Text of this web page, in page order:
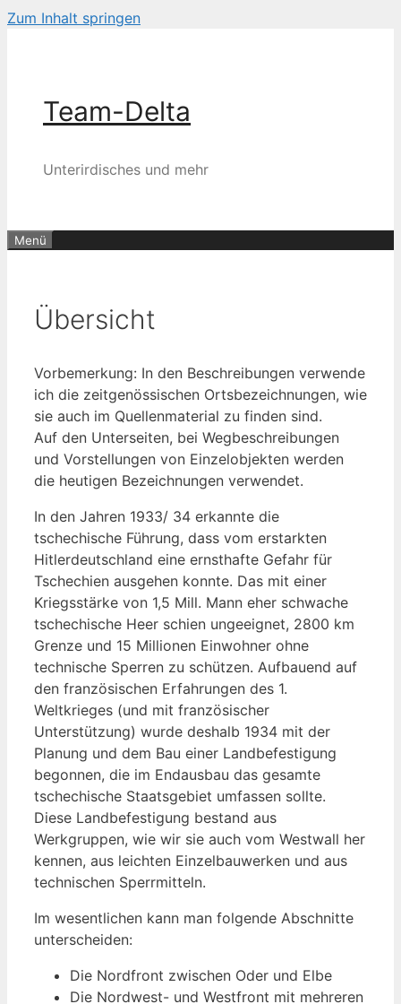
Zum Inhalt springen
Team-Delta
Unterirdisches und mehr
Menü
Übersicht
Vorbemerkung: In den Beschreibungen verwende
ich die zeitgenössischen Ortsbezeichnungen, wie
sie auch im Quellenmaterial zu finden sind.
Auf den Unterseiten, bei Wegbeschreibungen
und Vorstellungen von Einzelobjekten werden
die heutigen Bezeichnungen verwendet.
In den Jahren 1933/ 34 erkannte die
tschechische Führung, dass vom erstarkten
Hitlerdeutschland eine ernsthafte Gefahr für
Tschechien ausgehen konnte. Das mit einer
Kriegsstärke von 1,5 Mill. Mann eher schwache
tschechische Heer schien ungeeignet, 2800 km
Grenze und 15 Millionen Einwohner ohne
technische Sperren zu schützen. Aufbauend auf
den französischen Erfahrungen des 1.
Weltkrieges (und mit französischer
Unterstützung) wurde deshalb 1934 mit der
Planung und dem Bau einer Landbefestigung
begonnen, die im Endausbau das gesamte
tschechische Staatsgebiet umfassen sollte.
Diese Landbefestigung bestand aus
Werkgruppen, wie wir sie auch vom Westwall her
kennen, aus leichten Einzelbauwerken und aus
technischen Sperrmitteln.
Im wesentlichen kann man folgende Abschnitte
unterscheiden:
Die Nordfront zwischen Oder und Elbe
Die Nordwest- und Westfront mit mehreren